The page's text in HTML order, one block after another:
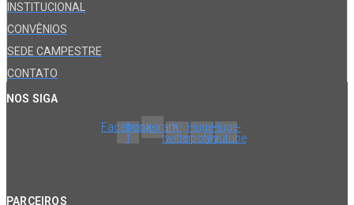
INSTITUCIONAL
CONVÊNIOS
SEDE CAMPESTRE
CONTATO
NOS SIGA
Facebook-
f
InstagramX-
twitter
Huge-
spotify
Huge-
youtube
PARCEIROS